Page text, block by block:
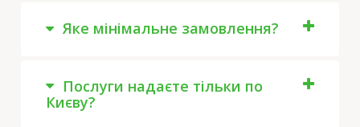
Яке мінімальне замовлення?
Послуги надаєте тільки по
Києву?